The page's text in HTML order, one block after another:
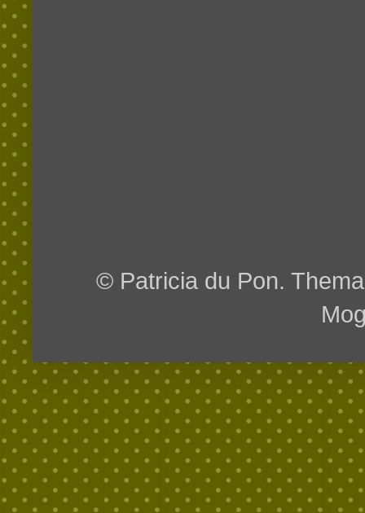
© Patricia du Pon.